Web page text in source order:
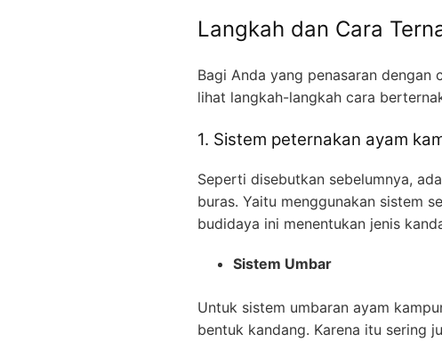
Langkah dan Cara
Bagi Anda yang penasaran
lihat langkah-langkah cara
1. Sistem peternakan ayam
Seperti disebutkan sebelumnya,
buras. Yaitu menggunakan sistem
budidaya ini menentukan jenis
Sistem Umbar
Untuk sistem umbaran ayam
bentuk kandang. Karena itu sering